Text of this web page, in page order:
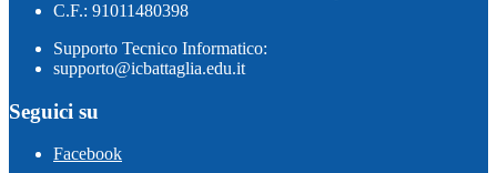
C.F.: 91011480398
Supporto Tecnico Informatico:
supporto@icbattaglia.edu.it
Seguici su
Facebook